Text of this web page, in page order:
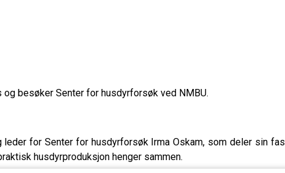
besøker Senter for husdyrforsøk ved NMBU.
for Senter for husdyrforsøk Irma Oskam, som deler sin
husdyrproduksjon henger sammen.